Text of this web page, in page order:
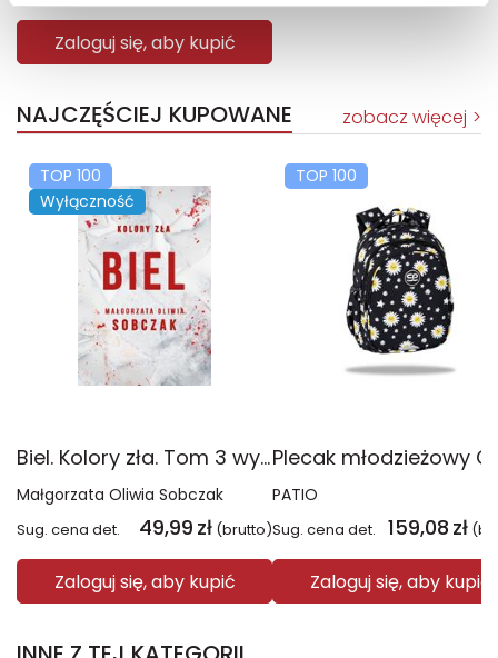
Zaloguj się, aby kupić
NAJCZĘŚCIEJ KUPOWANE zobacz więcej
TOP 100
Wyłączność
Biel. Kolory zła. Tom 3 wyd. 2025
Małgorzata Oliwia Sobczak
Sug. cena det. 49,99 zł (brutto)
Zaloguj się, aby kupić
TOP 100
PATIO
Sug. cena det. 159,08 zł
Zaloguj się, aby kupić